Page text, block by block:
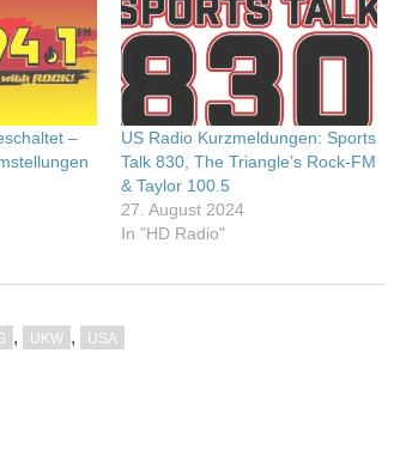
–
US Radio Kurzmeldungen: Sports
Talk 830, The Triangle’s Rock-FM
& Taylor 100.5
27. August 2024
In "HD Radio"
, UKW , USA